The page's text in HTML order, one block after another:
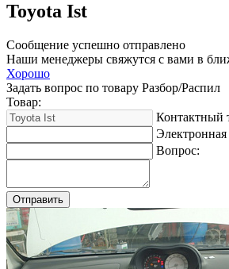
Toyota Ist
Сообщение успешно отправлено
Наши менеджеры свяжутся с вами в
Хорошо
Задать вопрос по товару Разбор/Распил
Товар:
Контактный
Электронная
Вопрос: